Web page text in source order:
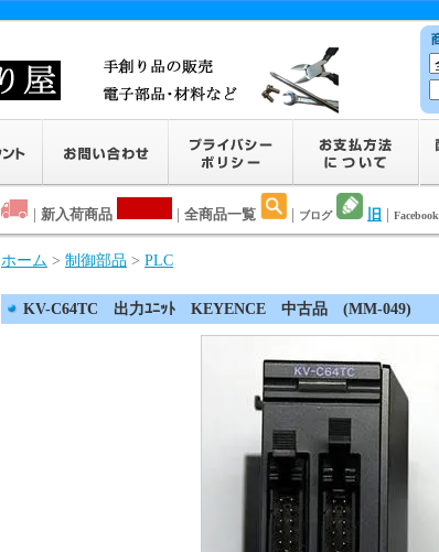
新入荷商品 全商品一覧 ブログ 旧 Facebook
ホーム > 制御部品 > PLC
KV-C64TC 出力ﾕﾆｯﾄ KEYENCE 中古品 (MM-049)